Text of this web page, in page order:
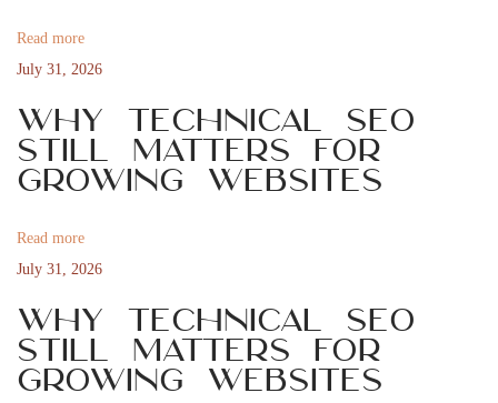
i
g
a
t
i
o
j
u
d
a
n
e
n
s
k
Read more
July 31, 2026
Why Technical SEO
Still Matters for
Growing Websites
Read more
July 31, 2026
Why Technical SEO
Still Matters for
Growing Websites